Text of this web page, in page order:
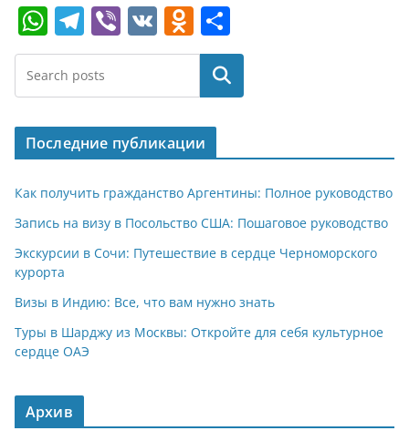
W
h
at
s
A
p
p
T
el
e
gr
a
m
Vi
b
V
K
O
d
o
kl
a
ss
ni
ki
т
п
р
в
и
т
ь
Поиск
Последние публикации
Как получить гражданство Аргентины: Полное руководство
Запись на визу в Посольство США: Пошаговое руководство
Экскурсии в Сочи: Путешествие в сердце Черноморского
курорта
Визы в Индию: Все, что вам нужно знать
Туры в Шарджу из Москвы: Откройте для себя культурное
сердце ОАЭ
Архив